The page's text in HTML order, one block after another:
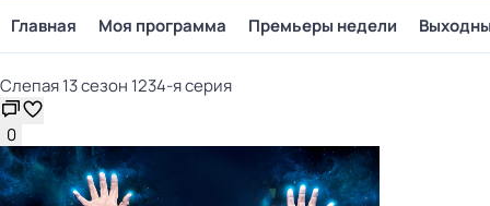
Главная Моя программа Премьеры недели
Слепая 13 сезон 1234-я серия
0